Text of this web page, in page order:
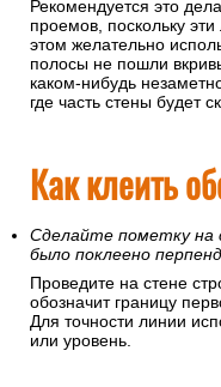
Рекомендуется это
проемов, поскольку
этом желательно
полосы не пошли
каком-нибудь
где часть стены будет
Как клеить
Сделайте пометку на
было поклеено
Проведите на стене
обозначит границу
Для точности линии
или уровень.